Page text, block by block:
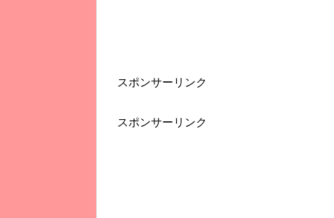
スポンサーリンク
スポンサーリンク